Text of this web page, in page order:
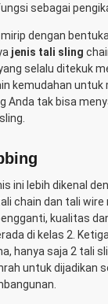
sebagai
dengan
jenis tali sling
selalu ditekuk
kemudahan untuk
Anda tak bisa
ini lebih dikenal
chain dan tali wire
kualitas
di kelas 2.
hanya saja 2 tali
untuk dijadikan